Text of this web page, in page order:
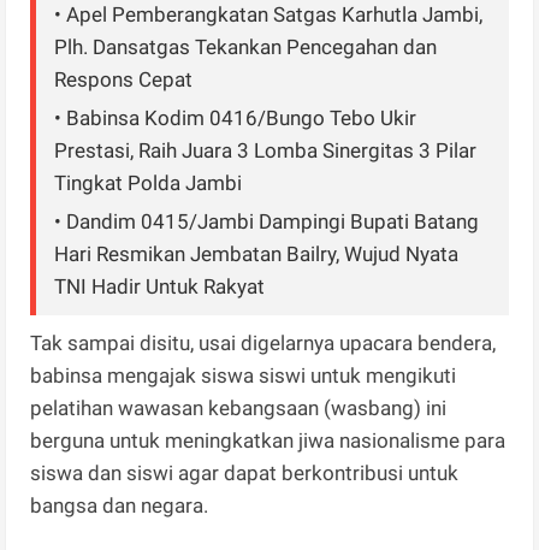
• Apel Pemberangkatan Satgas Karhutla Jambi,
Plh. Dansatgas Tekankan Pencegahan dan
Respons Cepat
• Babinsa Kodim 0416/Bungo Tebo Ukir
Prestasi, Raih Juara 3 Lomba Sinergitas 3 Pilar
Tingkat Polda Jambi
• Dandim 0415/Jambi Dampingi Bupati Batang
Hari Resmikan Jembatan Bailry, Wujud Nyata
TNI Hadir Untuk Rakyat
Tak sampai disitu, usai digelarnya upacara bendera,
babinsa mengajak siswa siswi untuk mengikuti
pelatihan wawasan kebangsaan (wasbang) ini
berguna untuk meningkatkan jiwa nasionalisme para
siswa dan siswi agar dapat berkontribusi untuk
bangsa dan negara.